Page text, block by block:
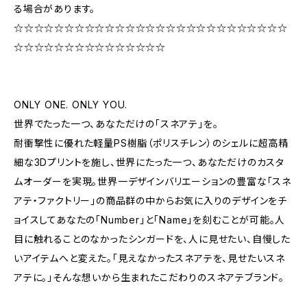
る場合があります。
☆☆☆☆☆☆☆☆☆☆☆☆☆☆☆☆☆☆☆☆☆☆☆☆☆☆☆
☆☆☆☆☆☆☆☆☆☆☆☆☆☆☆
ONLY ONE. ONLY YOU.
世界でたった一つ、あなただけの「スネアテ」を。
耐衝撃性に優れた軽量PS樹脂（ポリスチレン）のシェルに超高精
細な3Dプリントを施し、世界にたった一つ、あなただけのカスタ
ムオーダーを実現。世界一デザインバリエーションの豊富な「スネ
アテ・ファクトリー」の商品群の中からお気に入りのデザインをチ
ョイスしてあなたの「Number」と「Name」を刻むことが可能。人
目に触れることのなかったシンガードを、人に見せたい、自慢した
いアイテムへと変えた。「見えなかったスネアテを、見せたいスネ
アテに。」そんな想いから生まれたこだわりのスネアテブランド。